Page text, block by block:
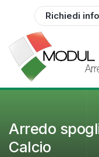
Richiedi info
Arredo
Calcio